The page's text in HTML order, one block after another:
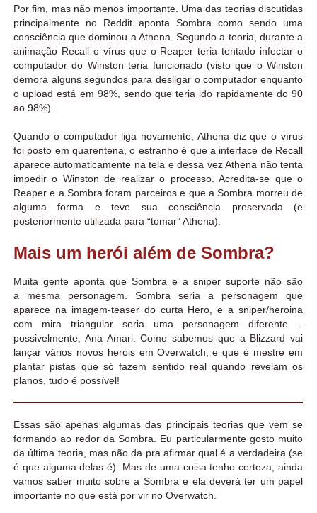
Por fim, mas não menos importante. Uma das teorias discutidas
principalmente no Reddit aponta Sombra como sendo uma
consciência que dominou a Athena. Segundo a teoria, durante a
animação Recall o vírus que o Reaper teria tentado infectar o
computador do Winston teria funcionado (visto que o Winston
demora alguns segundos para desligar o computador enquanto
o upload está em 98%, sendo que teria ido rapidamente do 90
ao 98%).
Quando o computador liga novamente, Athena diz que o vírus
foi posto em quarentena, o estranho é que a interface de Recall
aparece automaticamente na tela e dessa vez Athena não tenta
impedir o Winston de realizar o processo. Acredita-se que o
Reaper e a Sombra foram parceiros e que a Sombra morreu de
alguma forma e teve sua consciência preservada (e
posteriormente utilizada para “tomar” Athena).
Mais um herói além de Sombra?
Muita gente aponta que Sombra e a sniper suporte não são
a mesma personagem. Sombra seria a personagem que
aparece na imagem-teaser do curta Hero, e a sniper/heroina
com mira triangular seria uma personagem diferente –
possivelmente, Ana Amari. Como sabemos que a Blizzard vai
lançar vários novos heróis em Overwatch, e que é mestre em
plantar pistas que só fazem sentido real quando revelam os
planos, tudo é possível!
Essas são apenas algumas das principais teorias que vem se
formando ao redor da Sombra. Eu particularmente gosto muito
da última teoria, mas não da pra afirmar qual é a verdadeira (se
é que alguma delas é). Mas de uma coisa tenho certeza, ainda
vamos saber muito sobre a Sombra e ela deverá ter um papel
importante no que está por vir no Overwatch.